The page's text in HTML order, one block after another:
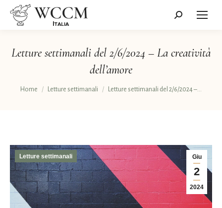
Cerca:
Letture settimanali del 2/6/2024 – La creatività
dell’amore
Tu sei qui:
Home Letture settimanali Letture settimanali del 2/6/2024 –…
Giu
2
2024
Letture settimanali